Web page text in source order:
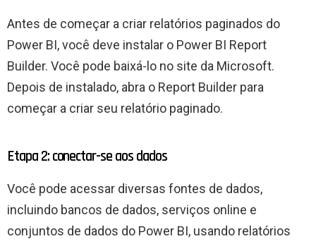
Antes de começar a criar relatórios paginados do
Power BI, você deve instalar o Power BI Report
Builder. Você pode baixá-lo no site da Microsoft.
Depois de instalado, abra o Report Builder para
começar a criar seu relatório paginado.
Etapa 2: conectar-se aos dados
Você pode acessar diversas fontes de dados,
incluindo bancos de dados, serviços online e
conjuntos de dados do Power BI, usando relatórios